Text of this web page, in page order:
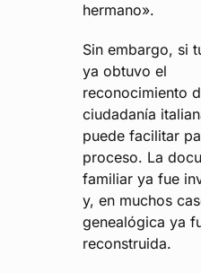
hermano».
Sin embargo, si
ya obtuvo el
reconocimiento
ciudadanía
puede facilitar
proceso. La
familiar ya fue
y, en muchos
genealógica ya
reconstruida.